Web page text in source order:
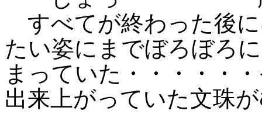
すべてが終わった後
たい姿にまでぼろぼろ
まっていた・・・・・
出来上がっていた文珠